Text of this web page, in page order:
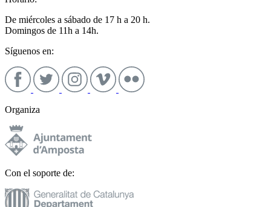
De miércoles a sábado de 17 h a 20 h.
Domingos de 11h a 14h.
Síguenos en:
Organiza
Con el soporte de: